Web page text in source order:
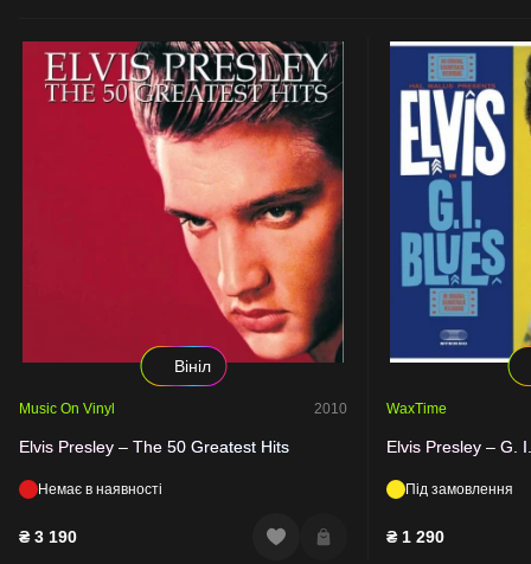
Вініл
Music On Vinyl 2010
Elvis Presley – The 50 Greatest Hits
Немає в наявності
₴ 3 190
WaxTime
Elvis Presley – G.
Під замовлення
₴ 1 290